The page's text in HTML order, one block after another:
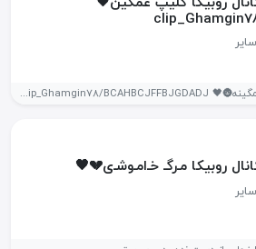
استوریاش هاش بیش از حد غمگینه🌚🖤 https://rubika.ir/clip_Ghamgin78/BCAHBCJFFBJGDADJ https://rubika.ir/clip_Ghamgin78/BCAHBCJFFBJGDADJ +معدن استوریای دپ و...
روبیکا مـ‌رگـ‌ خـ‌امـ‌وشـ‌ی💔🖤